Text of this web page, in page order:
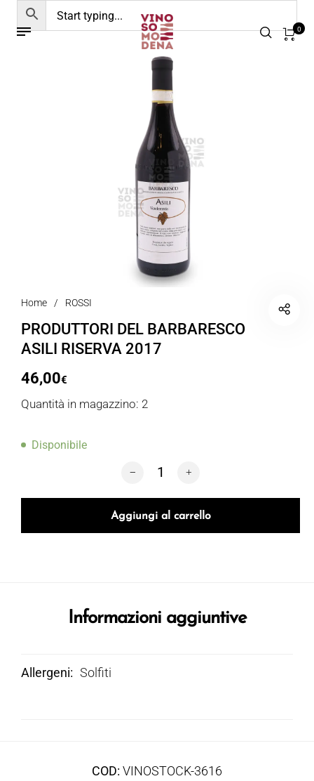
0
Home / ROSSI
PRODUTTORI DEL BARBARESCO
ASILI RISERVA 2017
46,00€
Quantità in magazzino: 2
Disponibile
PRODUTTORI DEL BARBARESCO
Aggiungi al carrello
Informazioni aggiuntive
Allergeni Solfiti
COD: VINOSTOCK-3616